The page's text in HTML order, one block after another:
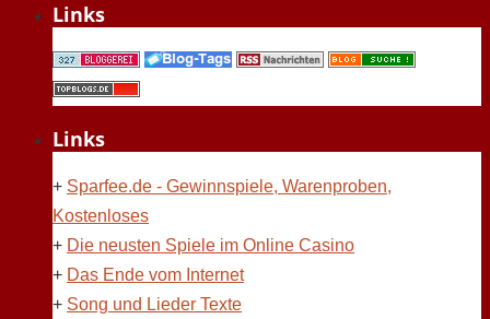
Links
Links
+ Sparfee.de - Gewinnspiele, Warenproben,
Kostenloses
+ Die neusten Spiele im Online Casino
+ Das Ende vom Internet
+ Song und Lieder Texte